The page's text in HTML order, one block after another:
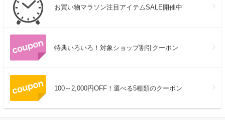
お買い物マラソン注目アイテムSALE開催中
特典いろいろ！対象ショップ割引クーポン
100～2,000円OFF！選べる5種類のクーポン